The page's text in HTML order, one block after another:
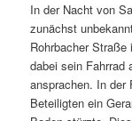
In der Nacht von
zunächst
Rohrbacher
dabei sein Fahrrad
ansprachen. In der
Beteiligten ein